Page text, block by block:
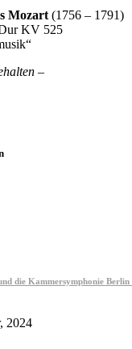
Mozart(1756 – 1791)
KV 525
–
die Kammersymphonie
2024